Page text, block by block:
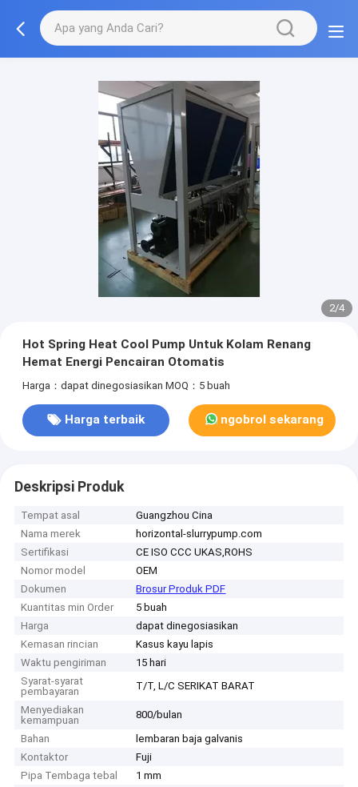
2/4
Hot Spring Heat Cool Pump Untuk Kolam Renang
Hemat Energi Pencairan Otomatis
Harga：dapat dinegosiasikan MOQ：5 buah
Harga terbaik ngobrol sekarang
Deskripsi Produk
Tempat asal
Guangzhou Cina
Nama merek
horizontal-slurrypump.com
Sertifikasi
CE ISO CCC UKAS,ROHS
Nomor model
OEM
Dokumen
Brosur Produk PDF
Kuantitas min Order
5 buah
Harga
dapat dinegosiasikan
Kemasan rincian
Kasus kayu lapis
Waktu pengiriman
15 hari
Syarat-syarat
pembayaran
T/T, L/C SERIKAT BARAT
Menyediakan
kemampuan
800/bulan
Bahan
lembaran baja galvanis
Kontaktor
Fuji
Pipa Tembaga tebal
1 mm